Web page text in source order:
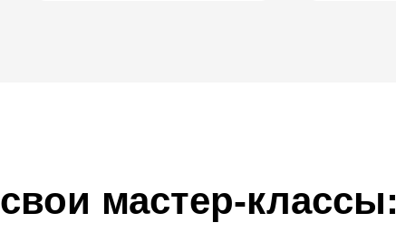
свои мастер-классы: